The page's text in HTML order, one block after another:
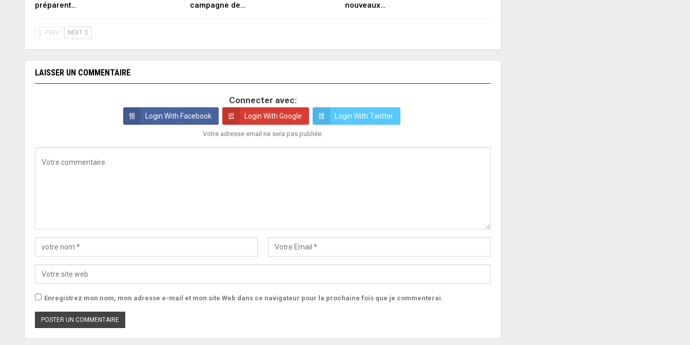
préparent…
campagne de…
nouveaux…
PREV NEXT
LAISSER UN COMMENTAIRE
Connecter avec:
Login With Facebook Login With Google Login With Twitter
Votre adresse email ne sera pas publiée.
Enregistrez mon nom, mon adresse e-mail et mon site Web dans ce navigateur pour la prochaine fois que je commenterai.